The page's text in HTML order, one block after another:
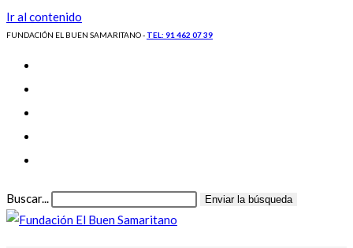
Ir al contenido
FUNDACIÓN EL BUEN SAMARITANO - TEL: 91 462 07 39
Buscar... Enviar la búsqueda